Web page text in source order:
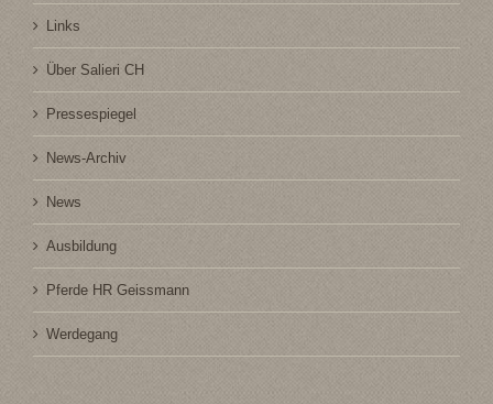
Links
Über Salieri CH
Pressespiegel
News-Archiv
News
Ausbildung
Pferde HR Geissmann
Werdegang